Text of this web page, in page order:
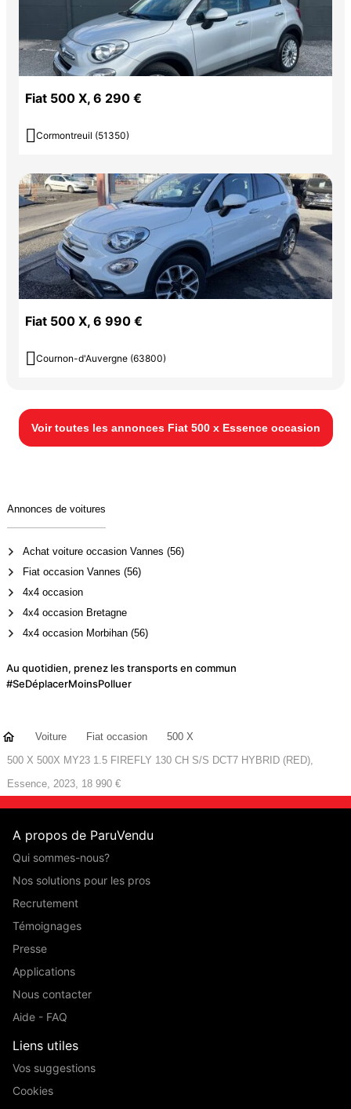
Fiat 500 X, 6 290 €
 Cormontreuil (51350)
Fiat 500 X, 6 990 €
 Cournon-d'Auvergne (63800)
Voir toutes les annonces Fiat 500 x Essence occasion
Annonces de voitures
Achat voiture occasion Vannes (56)
Fiat occasion Vannes (56)
4x4 occasion
4x4 occasion Bretagne
4x4 occasion Morbihan (56)
Au quotidien, prenez les transports en commun
#SeDéplacerMoinsPolluer
Voiture Fiat occasion
500 X
500 X 500X MY23 1.5 FIREFLY 130 CH S/S DCT7 HYBRID (RED),
Essence, 2023, 18 990 €
A propos de ParuVendu
Qui sommes-nous?
Nos solutions pour les pros
Recrutement
Témoignages
Presse
Applications
Nous contacter
Aide - FAQ
Liens utiles
Vos suggestions
Cookies